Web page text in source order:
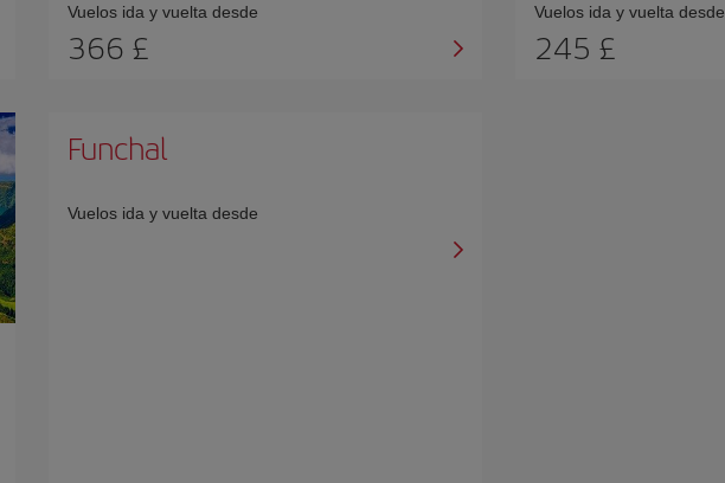
Vuelos ida y vuelta desde
366 £
Vuelos ida y vuelta desde
245 £
Funchal
Vuelos ida y vuelta desde